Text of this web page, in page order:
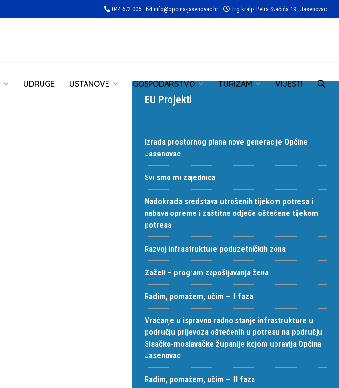
044 672 005 info@opcina-jasenovac.hr Trg kralja Petra Svačića 19 , Jasenovac
UDRUGE USTANOVE GOSPODARSTVO TURIZAM VIJESTI
EU Projekti
Izrada prostornog plana nove generacije Općine
Jasenovac
Svi smo mi zajednica
Nadoknada sredstava utrošenih tijekom potresa i
nabava opreme i zaštitne odjeće oštećene tijekom
potresa
Razvoj infrastrukture poduzetničkih zona
Zaželi – program zapošljavanja žena
Radim, pomažem, učim – II faza
Vraćanje u ispravno radno stanje infrastrukture u
području prijevoza oštećenih u potresu na području
Sisačko-moslavačke županije kojom upravlja Općina
Jasenovac
Radim, pomažem, učim – III faza